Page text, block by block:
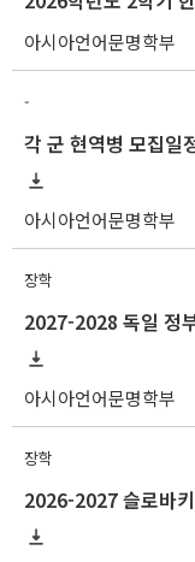
아시아언어문명학부
-
각 군 현역병 모집일
아시아언어문명학부
장학
2027-2028 독일 정
아시아언어문명학부
장학
2026-2027 슬로바